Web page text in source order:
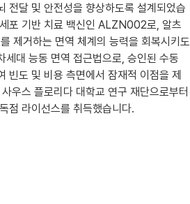
전달 및 안전성을 향상하도록 설계되었습
포 기반 치료 백신인 ALZN002로, 알츠
제거하는 면역 체계의 능력을 회복시키도
세대 능동 면역 접근법으로, 승인된 수동
빈도 및 비용 측면에서 잠재적 이점을 제
우스 플로리다 대학교 연구 재단으로부터
점 라이선스를 취득했습니다.